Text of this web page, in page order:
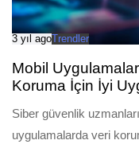
3 yıl agoTrendler
Mobil
Koruma İçin İyi
Siber güvenlik
uygulamalarda veri